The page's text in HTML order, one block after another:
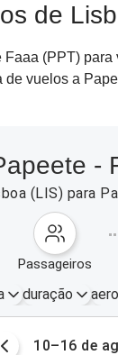
de
(PPT)
vuelos a
-
(LIS) para
passageiros
duração
10–16 de